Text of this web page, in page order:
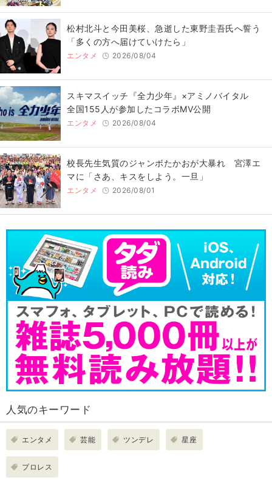
松村北斗と今田美桜、急逝した東野圭吾氏へ誓う
「多くの方へ届けていけたら」
エンタメ 2026/08/04
スキマスイッチ『全力少年』×アミノバイタル
全国155人が参加したコラボMV公開
エンタメ 2026/08/04
校長先生気質のジャンボたかおが大暴れ 宮澤エ
マに「さあ、キスをしよう。一旦」
エンタメ 2026/08/01
人気のキーワード
エンタメ 芸能 ツンデレ 星座
プロレス